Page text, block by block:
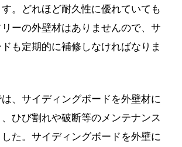
。どれほど耐久性に優れていても
ーの外壁材はありませんので、サ
も定期的に補修しなければなりま
、サイディングボードを外壁材に
ひび割れや破断等のメンテナンス
た。サイディングボードを外壁に